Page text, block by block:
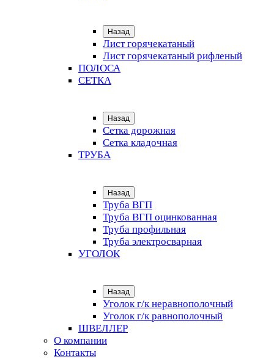
Назад
Лист горячекатаный
Лист горячекатаный рифленый
ПОЛОСА
СЕТКА
Назад
Сетка дорожная
Сетка кладочная
ТРУБА
Назад
Труба ВГП
Труба ВГП оцинкованная
Труба профильная
Труба электросварная
УГОЛОК
Назад
Уголок г/к неравнополочный
Уголок г/к равнополочный
ШВЕЛЛЕР
О компании
Контакты